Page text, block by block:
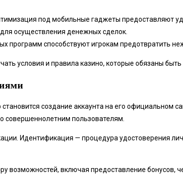
под мобильные гаджеты предоставляют
осуществления денежных сделок.
программ способствуют игрокам предотвратить
условия и правила казино, которые обязаны
создание аккаунта на его официальном
совершеннолетним пользователям.
Идентификация — процедура удостоверения
возможностей, включая предоставление